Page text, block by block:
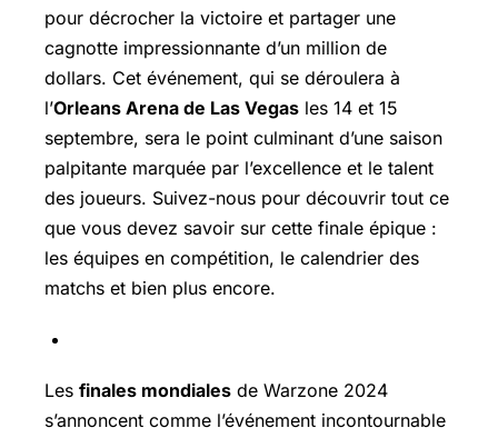
pour décrocher la victoire et partager une
cagnotte impressionnante d’un million de
dollars. Cet événement, qui se déroulera à
l’Orleans Arena de Las Vegas les 14 et 15
septembre, sera le point culminant d’une saison
palpitante marquée par l’excellence et le talent
des joueurs. Suivez-nous pour découvrir tout ce
que vous devez savoir sur cette finale épique :
les équipes en compétition, le calendrier des
matchs et bien plus encore.
Les finales mondiales de Warzone 2024
s’annoncent comme l’événement incontournable